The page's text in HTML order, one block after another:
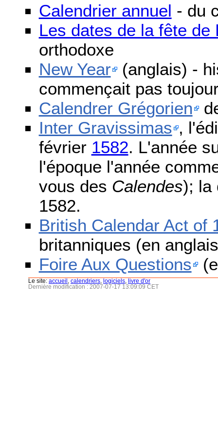
Calendrier annuel - du
Les dates de la fête de
orthodoxe
New Year (anglais) -
commençait pas
Calendrer Grégorien
Inter Gravissimas ,
février 1582. L'année
l'époque l'année
vous des Calendes); la
1582.
British Calendar Act of
britanniques (en
Foire Aux Questions
Le site: accueil calendriers logiciels
livre d'or
Dernière modification : 2007-07-17 13:09:09 CET